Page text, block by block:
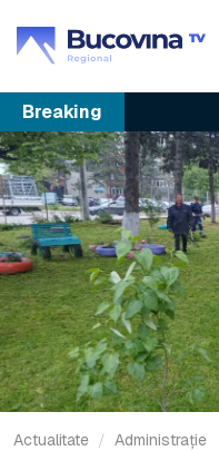
Breaking Se
Actualitate Administrație